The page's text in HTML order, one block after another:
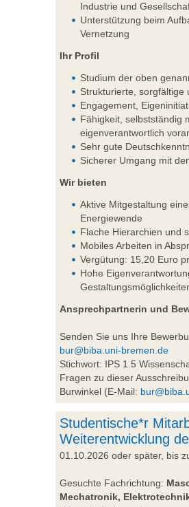
Industrie und
Unterstützung beim
Vernetzung
Ihr Profil
Studium der oben
Strukturierte, sorgfältige
Engagement,
Fähigkeit, selbstständig
eigenverantwortlich
Sehr gute
Sicherer Umgang mit
Wir bieten
Aktive Mitgestaltung
Energiewende
Flache Hierarchien und
Mobiles Arbeiten in
Vergütung: 15,20 Euro
Hohe
Ansprechpartnerin und
Senden Sie uns Ihre
bur@biba.uni-bremen.de
Stichwort: IPS 1.5
Fragen zu dieser
Burwinkel (E-Mail:
Studentische*r
Weiterentwicklung
01.10.2026 oder später, bis
Gesuchte Fachrichtung:
Mechatronik,